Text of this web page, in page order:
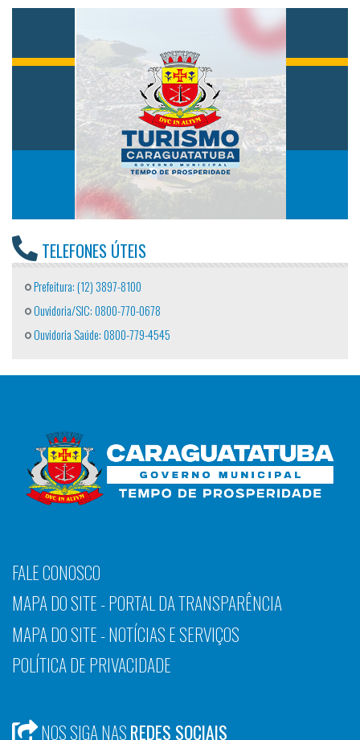
TELEFONES ÚTEIS
Prefeitura: (12) 3897-8100
Ouvidoria/SIC: 0800-770-0678
Ouvidoria Saúde: 0800-779-4545
FALE CONOSCO
MAPA DO SITE - PORTAL DA TRANSPARÊNCIA
MAPA DO SITE - NOTÍCIAS E SERVIÇOS
POLÍTICA DE PRIVACIDADE
NOS SIGA NASREDES SOCIAIS